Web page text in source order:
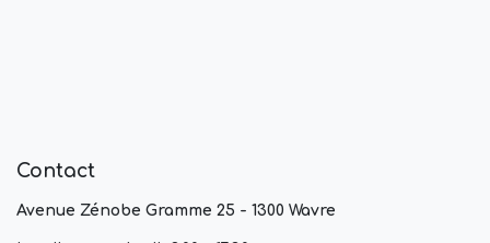
Contact
Avenue Zénobe Gramme 25 - 1300 Wavre